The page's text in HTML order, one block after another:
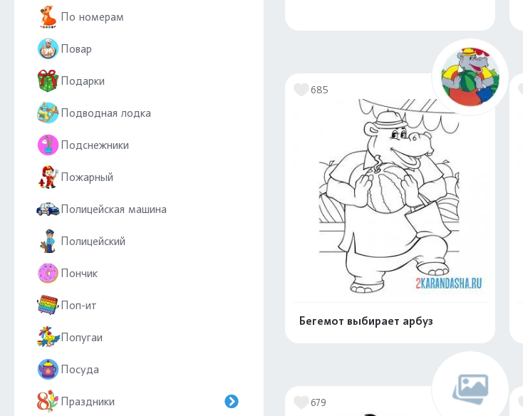
По номерам
Повар
Подарки
Подводная лодка
Подснежники
Пожарный
Полицейская машина
Полицейский
Пончик
Поп-ит
Попугаи
Посуда
Праздники
Распечатать и скачать
685
Бегемот выбирает арбуз
679